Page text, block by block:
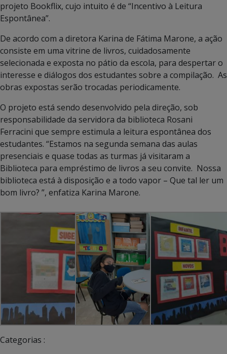
projeto Bookflix, cujo intuito é de “Incentivo à Leitura
Espontânea”.
De acordo com a diretora Karina de Fátima Marone, a ação
consiste em uma vitrine de livros, cuidadosamente
selecionada e exposta no pátio da escola, para despertar o
interesse e diálogos dos estudantes sobre a compilação. As
obras expostas serão trocadas periodicamente.
O projeto está sendo desenvolvido pela direção, sob
responsabilidade da servidora da biblioteca Rosani
Ferracini que sempre estimula a leitura espontânea dos
estudantes. “Estamos na segunda semana das aulas
presenciais e quase todas as turmas já visitaram a
Biblioteca para empréstimo de livros a seu convite. Nossa
biblioteca está à disposição e a todo vapor – Que tal ler um
bom livro? ”, enfatiza Karina Marone.
Categorias :